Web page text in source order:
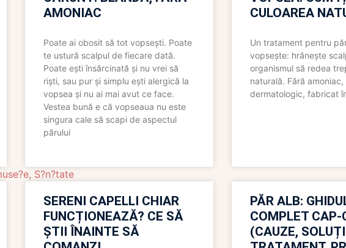
AMONIAC
Poate ai obosit să tot vopsești. Poate
te ustură scalpul de fiecare dată.
Poate ești însărcinată și nu vrei să
riști, sau pur și simplu ești alergică la
vopsea și nu ai mai avut ce face.
Vestea bună e că vopseaua nu este
singura cale să scapi de aspectul
părului
CULOAREA
Un tratament pentru
vopsește: hrănește
organismul să redea
naturală. Fără
dermatologic, fabricat
, S?n?tate
SERENI CAPELLI CHIAR
FUNCȚIONEAZĂ? CE SĂ
ȘTII ÎNAINTE SĂ
PĂR ALB:
COMPLET CAP-
(CAUZE,